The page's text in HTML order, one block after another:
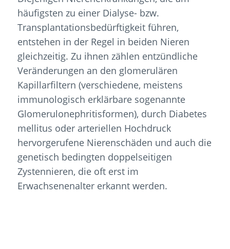
häufigsten zu einer Dialyse- bzw.
Transplantationsbedürftigkeit führen,
entstehen in der Regel in beiden Nieren
gleichzeitig. Zu ihnen zählen entzündliche
Veränderungen an den glomerulären
Kapillarfiltern (verschiedene, meistens
immunologisch erklärbare sogenannte
Glomerulonephritisformen), durch Diabetes
mellitus oder arteriellen Hochdruck
hervorgerufene Nierenschäden und auch die
genetisch bedingten doppelseitigen
Zystennieren, die oft erst im
Erwachsenenalter erkannt werden.